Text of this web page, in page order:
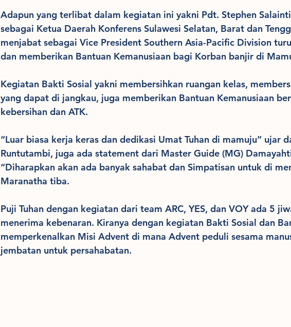
Adapun yang terlibat dalam kegiatan ini yakni Pdt. Stephen
sebagai Ketua Daerah Konferens Sulawesi Selatan, Barat dan
menjabat sebagai Vice President Southern Asia-Pacific Division
dan memberikan Bantuan Kemanusiaan bagi Korban banjir di
Kegiatan Bakti Sosial yakni membersihkan ruangan kelas,
yang dapat di jangkau, juga memberikan Bantuan Kemanusiaan
kebersihan dan ATK.
“Luar biasa kerja keras dan dedikasi Umat Tuhan di mamuju” ujar
Runtutambi, juga ada statement dari Master Guide (MG)
“Diharapkan akan ada banyak sahabat dan Simpatisan untuk di
Maranatha tiba.
Puji Tuhan dengan kegiatan dari team ARC, YES, dan VOY ada 5
menerima kebenaran. Kiranya dengan kegiatan Bakti Sosial dan
memperkenalkan Misi Advent di mana Advent peduli sesama
jembatan untuk persahabatan.